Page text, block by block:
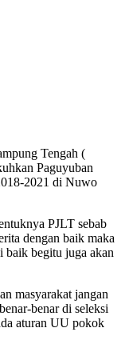
Tengah (
Paguyuban
2021 di Nuwo
PJLT sebab
dengan baik maka
baik begitu juga akan
masyarakat jangan
benar di seleksi
aturan UU pokok